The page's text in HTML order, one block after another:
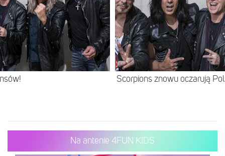
Scorpions znowu oczarują
Na antenie 4FUN KIDS